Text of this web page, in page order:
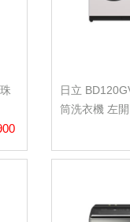
日立
筒洗衣機 左開